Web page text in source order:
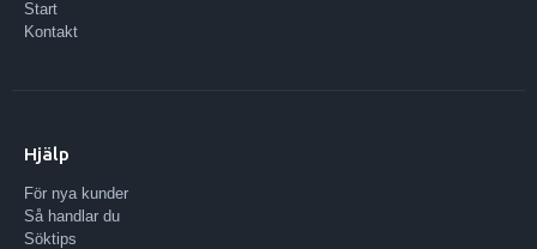
Start
Kontakt
Hjälp
För nya kunder
Så handlar du
Söktips